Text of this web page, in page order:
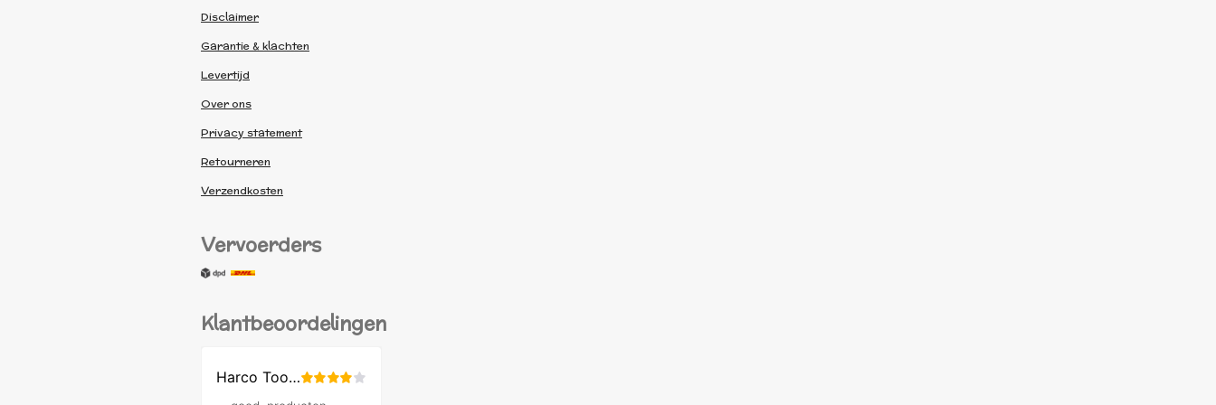
Disclaimer
Garantie & klachten
Levertijd
Over ons
Privacy statement
Retourneren
Verzendkosten
Vervoerders
Klantbeoordelingen